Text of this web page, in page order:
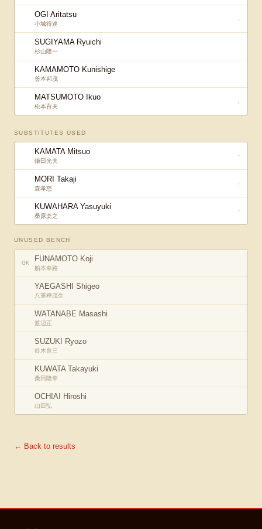
OGI Aritatsu
小城得達
↓
SUGIYAMA Ryuichi
杉山隆一
KAMAMOTO Kunishige
釜本邦茂
MATSUMOTO Ikuo
松本育夫
↓
SUBSTITUTES USED
KAMATA Mitsuo
鎌田光夫
↑
MORI Takaji
森孝慈
↑
KUWAHARA Yasuyuki
桑原楽之
↑
UNUSED BENCH
GK FUNAMOTO Koji
船本幸路
YAEGASHI Shigeo
八重樫茂生
WATANABE Masashi
渡辺正
SUZUKI Ryozo
鈴木良三
KUWATA Takayuki
桑田隆幸
OCHIAI Hiroshi
山田弘
← Back to results